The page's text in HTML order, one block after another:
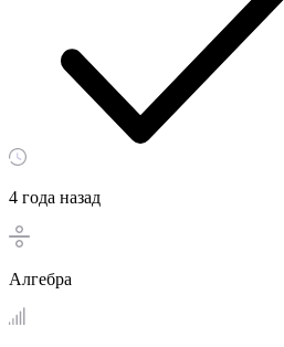
4 года назад
Алгебра